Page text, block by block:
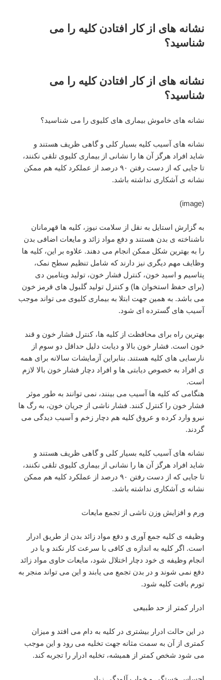
نشانه های از کار افتادن کلیه را می
شناسید؟
نشانه های از کار افتادن کلیه را می
شناسید؟
نشانه های خاموش بیماری های کلیوی را می شناسید؟
نشانه های آسیب کلیه بسیار کلی و گاهی ظریف هستند و
شاید افراد هرگز آن ها را نشانی از بیماری کلیوی تلقی نکنند،
تا جایی که از دست رفتن ۹۰ درصد از عملکرد کلیه هم ممکن
نشانه ی آشکاری نداشته باشد.
(image)
به گزارش استایل به نقل از سلامت نیوز، کلیه ها قهرمانان
ناشناخته ی بدن هستند و دفع مواد زائد و مایعات اضافی بدن
را به بهترین شکل ممکن انجام می دهند. علاوه بر این، کلیه ها
وظایف مهم دیگری نیز دارند که شامل تنظیم سطح نمک،
پتاسیم و اسید خون، کنترل فشار خون، تولید ویتامین دی
(برای حفظ استخوان ها) و کنترل تولید گلبول های قرمز خون
می باشد. به همین جهت ابتلا به بیماری کلیوی می تواند موجب
آسیب های گسترده ای شود.
بهترین راه برای محافظت از کلیه ها، کنترل فشار خون و قند
خون است. فشار خون بالا و دیابت دلیل حداقل دو سوم از
نارسایی های کلیه هستند. بنابراین آزمایشات سالانه برای همه
ی افراد به خصوص دیابتی ها و افراد دچار فشار خون بالا لازم
است.
هنگامی که کلیه ها آسیب می بینند، نمی توانند به طور موثر
فشار خون را کنترل کنند. فشار ناشی از جریان خون، به رگ ها
نیرو وارد کرده و عروق کلیه هم دچار زخم و آسیب دیدگی می
گردند.
نشانه های آسیب کلیه بسیار کلی و گاهی ظریف هستند و
شاید افراد هرگز آن ها را نشانی از بیماری کلیوی تلقی نکنند،
تا جایی که از دست رفتن ۹۰ درصد از عملکرد کلیه هم ممکن
نشانه ی آشکاری نداشته باشد.
ورم و افزایش وزن ناشی از تجمع مایعات
وظیفه ی کلیه جمع آوری و دفع مواد زائد بدن از طریق ادرار
است. اگر کلیه به اندازه ی کافی با سرعت کار نکند و یا در
انجام وظیفه ی خود دچار اختلال شود، مایعات حاوی مواد زائد
دفع نمی شوند و در بدن تجمع می یابند و این می تواند منجر به
تورم بافت کلیه شود.
ادرار کمتر از حد طبیعی
در این حالت ادرار بیشتری در کلیه به دام می افتد و میزان
کمتری از آن به سمت مثانه جهت تخلیه می رود و این موجب
می شود شخص کمتر از همیشه، تخلیه ادرار را تجربه کند.